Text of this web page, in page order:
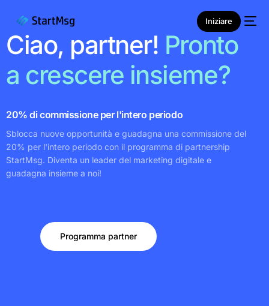
Iniziare
Ciao, partner! Pronto
a crescere insieme?
20% di commissione per l'intero periodo
Sblocca nuove opportunità e guadagna una commissione del
20% per l'intero periodo con il programma di partnership
StartMsg. Diventa un leader del marketing digitale e
guadagna insieme a noi!
Programma partner